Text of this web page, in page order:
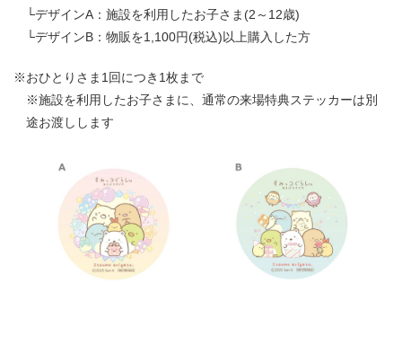
└デザインA：施設を利用したお子さま(2～12歳)
└デザインB：物販を1,100円(税込)以上購入した方
※おひとりさま1回につき1枚まで
※施設を利用したお子さまに、通常の来場特典ステッカーは別
途お渡しします